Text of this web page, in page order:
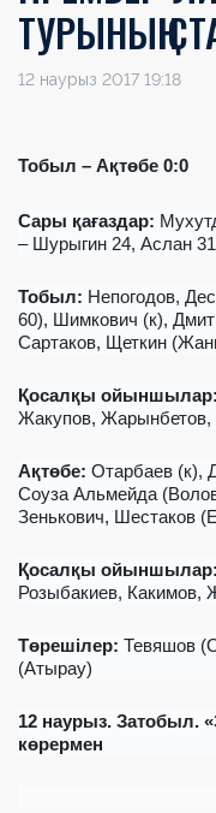
ТУРЫНЫҢ
12 наурыз 2017 19:18
Тобыл – Ақтөбе 0:0
Сары қағаздар:
– Шурыгин 24, Аслан
Тобыл: Непогодов,
60), Шимкович (к),
Сартаков, Щеткин
Қосалқы ойыншылар:
Жакупов,
Ақтөбе: Отарбаев (к),
Соуза Альмейда
Зенькович, Шестаков
Қосалқы ойыншылар:
Розыбакиев, Какимов,
Төрешілер: Тевяшов (
(Атырау)
12 наурыз. Затобыл.
көрермен